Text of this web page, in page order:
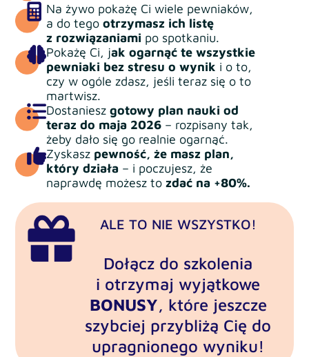
Na żywo pokażę Ci wiele pewniaków,
a do tegootrzymasz ich listę
z rozwiązaniami po spotkaniu.
Pokażę Ci, jak ogarnąć te wszystkie
pewniaki bez stresu o wynik i o to,
czy w ogóle zdasz, jeśli teraz się o to
martwisz.
Dostaniesz gotowy plan nauki od
teraz do maja 2026 – rozpisany tak,
żeby dało się go realnie ogarnąć.
Zyskasz pewność, że masz plan,
który działa – i poczujesz, że
naprawdę możesz to zdać na +80%.
ALE TO NIE WSZYSTKO!
Dołącz do szkolenia
i otrzymaj wyjątkowe
BONUSY, które jeszcze
szybciej przybliżą Cię do
upragnionego wyniku!